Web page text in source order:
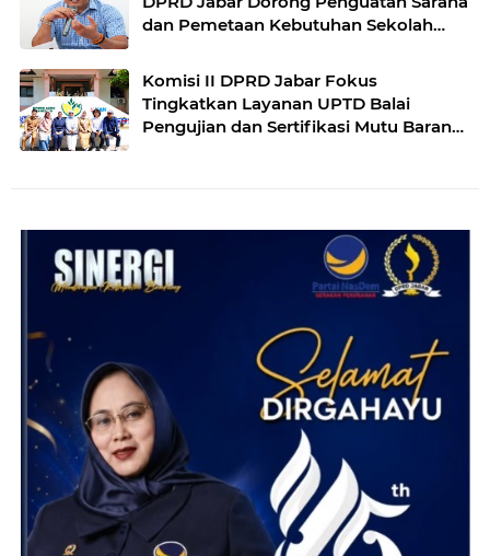
dan Pemetaan Kebutuhan Sekolah
Komisi II DPRD Jabar Fokus
Tingkatkan Layanan UPTD Balai
Pengujian dan Sertifikasi Mutu Barang